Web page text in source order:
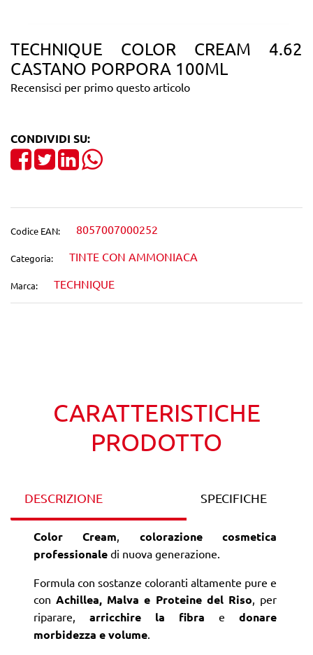
TECHNIQUE COLOR CREAM 4.62
CASTANO PORPORA 100ML
Recensisci per primo questo articolo
CONDIVIDI SU:
Share on Facebook
TweetShare on LinkedIn
Codice EAN: 8057007000252
Categoria: TINTE CON AMMONIACA
Marca: TECHNIQUE
CARATTERISTICHE
PRODOTTO
DESCRIZIONE SPECIFICHE
Color Cream, colorazione cosmetica
professionale di nuova generazione.
Formula con sostanze coloranti altamente pure e
con Achillea, Malva e Proteine del Riso, per
riparare, arricchire la fibra e donare
morbidezza e volume.